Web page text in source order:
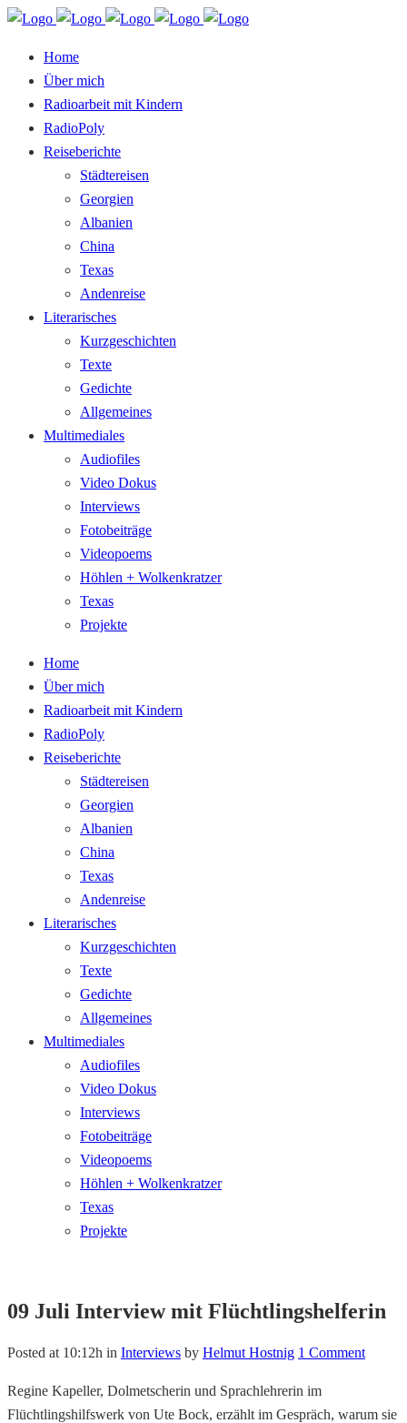
Home
Über mich
Radioarbeit mit Kindern
RadioPoly
Reiseberichte
Städtereisen
Georgien
Albanien
China
Texas
Andenreise
Literarisches
Kurzgeschichten
Texte
Gedichte
Allgemeines
Multimediales
Audiofiles
Video Dokus
Interviews
Fotobeiträge
Videopoems
Höhlen + Wolkenkratzer
Texas
Projekte
Home
Über mich
Radioarbeit mit Kindern
RadioPoly
Reiseberichte
Städtereisen
Georgien
Albanien
China
Texas
Andenreise
Literarisches
Kurzgeschichten
Texte
Gedichte
Allgemeines
Multimediales
Audiofiles
Video Dokus
Interviews
Fotobeiträge
Videopoems
Höhlen + Wolkenkratzer
Texas
Projekte
09 Juli Interview mit Flüchtlingshelferin
Posted at 10:12h in Interviews by Helmut Hostnig 1 Comment
Regine Kapeller, Dolmetscherin und Sprachlehrerin im
Flüchtlingshilfswerk von Ute Bock, erzählt im Gespräch, warum sie